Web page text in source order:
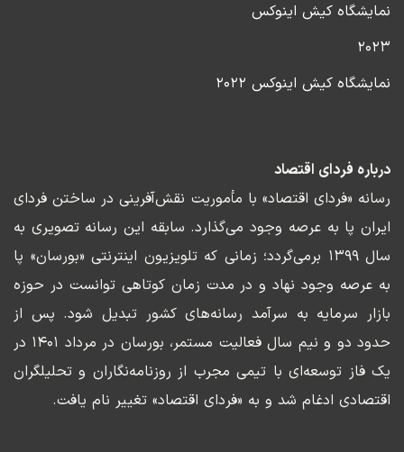
نمایشگاه کیش اینوکس
۲۰۲۳
نمایشگاه کیش اینوکس ۲۰۲۲
درباره فردای اقتصاد
رسانه «فردای اقتصاد» با مأموریت نقش‌آفرینی در ساختن فردای
ایران پا به عرصه وجود می‌گذارد. سابقه این رسانه تصویری به
سال ۱۳۹۹ برمی‌گردد؛ زمانی که تلویزیون اینترنتی «بورسان» پا
به عرصه وجود نهاد و در مدت زمان کوتاهی توانست در حوزه
بازار سرمایه به سرآمد رسانه‌های کشور تبدیل شود. پس از
حدود دو و نیم سال فعالیت مستمر، بورسان در مرداد ۱۴۰۱ در
یک فاز توسعه‌ای با تیمی مجرب از روزنامه‌نگاران و تحلیلگران
اقتصادی ادغام شد و به «فردای اقتصاد» تغییر نام یافت.